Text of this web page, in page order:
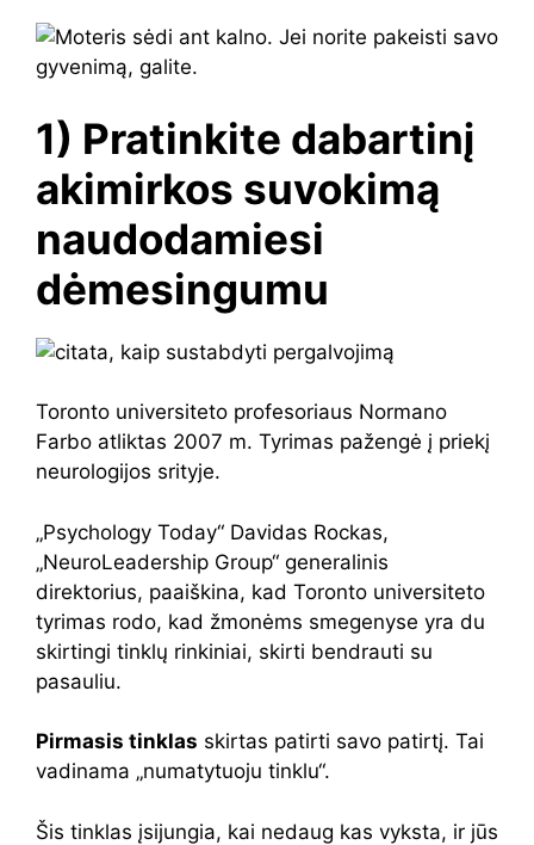
1) Pratinkite dabartinį
akimirkos suvokimą
naudodamiesi
dėmesingumu
Toronto universiteto profesoriaus Normano
Farbo atliktas 2007 m. Tyrimas pažengė į priekį
neurologijos srityje.
„Psychology Today“ Davidas Rockas,
„NeuroLeadership Group“ generalinis
direktorius, paaiškina, kad Toronto universiteto
tyrimas rodo, kad žmonėms smegenyse yra du
skirtingi tinklų rinkiniai, skirti bendrauti su
pasauliu.
Pirmasis tinklas skirtas patirti savo patirtį. Tai
vadinama „numatytuoju tinklu“.
Šis tinklas įsijungia, kai nedaug kas vyksta, ir jūs